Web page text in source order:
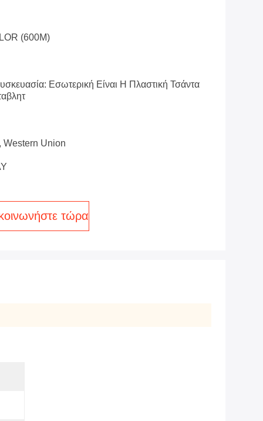
(600M)
Εσωτερική Είναι Η Πλαστική Τσάντα
Western Union
τώρα